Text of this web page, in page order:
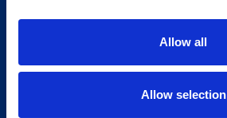
Allow all
Allow selection